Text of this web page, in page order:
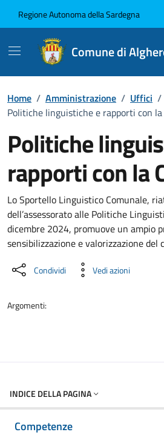
Regione Autonoma della Sardegna
Comune di
Home / Amministrazione / Uffici /
Politiche linguistiche e rapporti con
Politiche
rapporti con la
Dettaglio
Lo Sportello Linguistico Comunale,
dell’assessorato alle Politiche
dicembre 2024, promuove un ampio
sensibilizzazione e valorizzazione del
Condividi Vedi azioni
Argomenti:
INDICE DELLA PAGINA
Competenze